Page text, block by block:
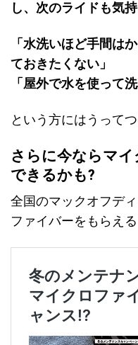
し、次のライドも気
「水洗いほど手間は
ておきたくない」
「屋外で水を使って
という方にはうって
さらに今ならマ
できるかも?
全国のマックオフデ
ファイバーをもらえ